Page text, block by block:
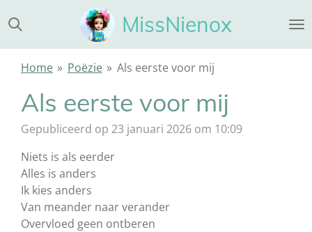
direct
naar
MissNienox
Home » Poëzie » Als eerste voor mij
Als eerste voor mij
Gepubliceerd op 23 januari 2026 om 10:09
Niets is als eerder
Alles is anders
Ik kies anders
Van meander naar verander
Overvloed geen ontberen